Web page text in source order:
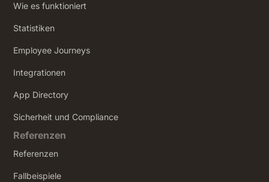
Wie es funktioniert
Statistiken
Employee Journeys
Integrationen
App Directory
Sicherheit und Compliance
Referenzen
Referenzen
Fallbeispiele